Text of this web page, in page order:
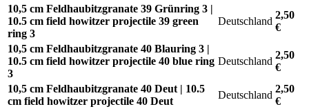
10,5 cm Feldhaubitzgranate 39 Grünring 3 |
10.5 cm field howitzer projectile 39 green
ring 3
Deutschland
2,50
€
10,5 cm Feldhaubitzgranate 40 Blauring 3 |
10.5 cm field howitzer projectile 40 blue ring
3
Deutschland
2,50
€
10,5 cm Feldhaubitzgranate 40 Deut | 10.5
cm field howitzer projectile 40 Deut
Deutschland
2,50
€